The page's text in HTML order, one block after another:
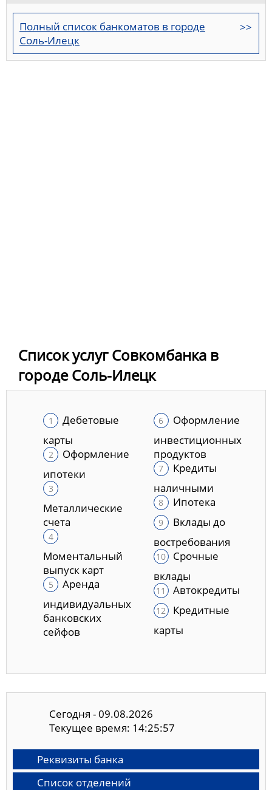
Полный список банкоматов в городе
Соль-Илецк
Список услуг Совкомбанка в
городе Соль-Илецк
Дебетовые
карты
Оформление
ипотеки
Металлические
счета
Моментальный
выпуск карт
Аренда
индивидуальных
банковских
сейфов
Оформление
инвестиционных
продуктов
Кредиты
наличными
Ипотека
Вклады до
востребования
Срочные
вклады
Автокредиты
Кредитные
карты
Сегодня - 09.08.2026
Текущее время: 14:25:58
Реквизиты банка
Список отделений